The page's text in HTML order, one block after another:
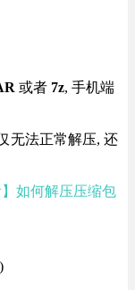
或者 7z, 手机端
无法正常解压, 还
如何解压压缩包